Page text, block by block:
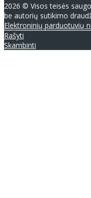
2026 © Visos teisės
be autorių sutikimo
Elektroninių parduotuvių
Rašyti
Skambinti